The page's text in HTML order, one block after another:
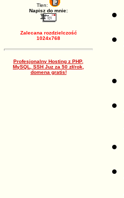
Tlen:
Napisz do mnie:
Zalecana rozdzielczość
1024x768
Profesjonalny Hosting z PHP,
MySQL, SSH Juz za 50 zł/rok,
domena gratis!